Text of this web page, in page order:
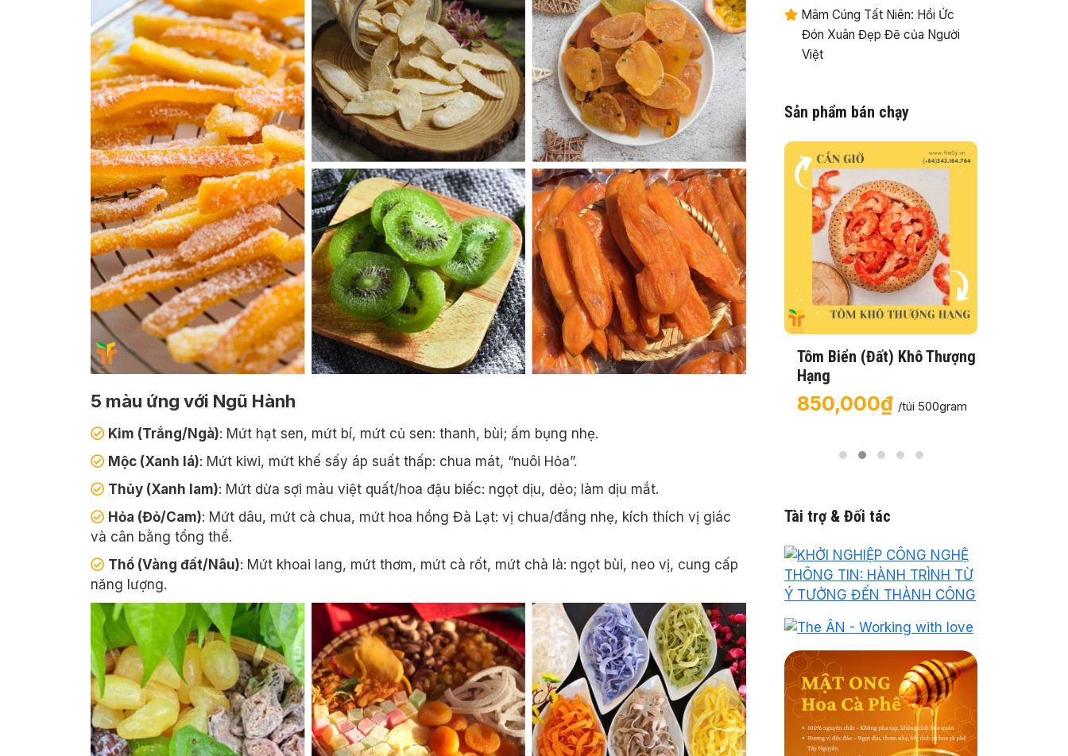
5 màu ứng với Ngũ Hành
Kim (Trắng/Ngà): Mứt hạt sen, mứt bí, mứt củ sen: thanh, bùi; ấm bụng nhẹ.
Mộc (Xanh lá): Mứt kiwi, mứt khế sấy áp suất thấp: chua mát, “nuôi Hỏa”.
Thủy (Xanh lam): Mứt dừa sợi màu việt quất/hoa đậu biếc: ngọt dịu, dẻo; làm dịu mắt.
Hỏa (Đỏ/Cam): Mứt dâu, mứt cà chua, mứt hoa hồng Đà Lạt: vị chua/đắng nhẹ, kích thích vị giác
và cân bằng tổng thể.
Thổ (Vàng đất/Nâu): Mứt khoai lang, mứt thơm, mứt cà rốt, mứt chà là: ngọt bùi, neo vị, cung cấp
năng lượng.
Mâm Cúng Tất Niên: Hồi Ức
Đón Xuân Đẹp Đẽ của Người
Việt
Sản phẩm bán chạy
Lạp Xưởng Tôm Biển Cá Thu Ảo Muối Ớt 1 Nắng
Cá Dứa 1 Nắng THIÊN
NHIÊN
(từ 0.8 – 1.1kg))
Tôm Biển (Đất) Khô Thượng
Hạng
850,000₫ /túi 500gram
Tài trợ & Đối tác